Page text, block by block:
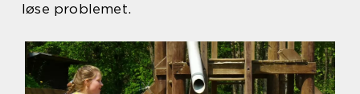
løse problemet.